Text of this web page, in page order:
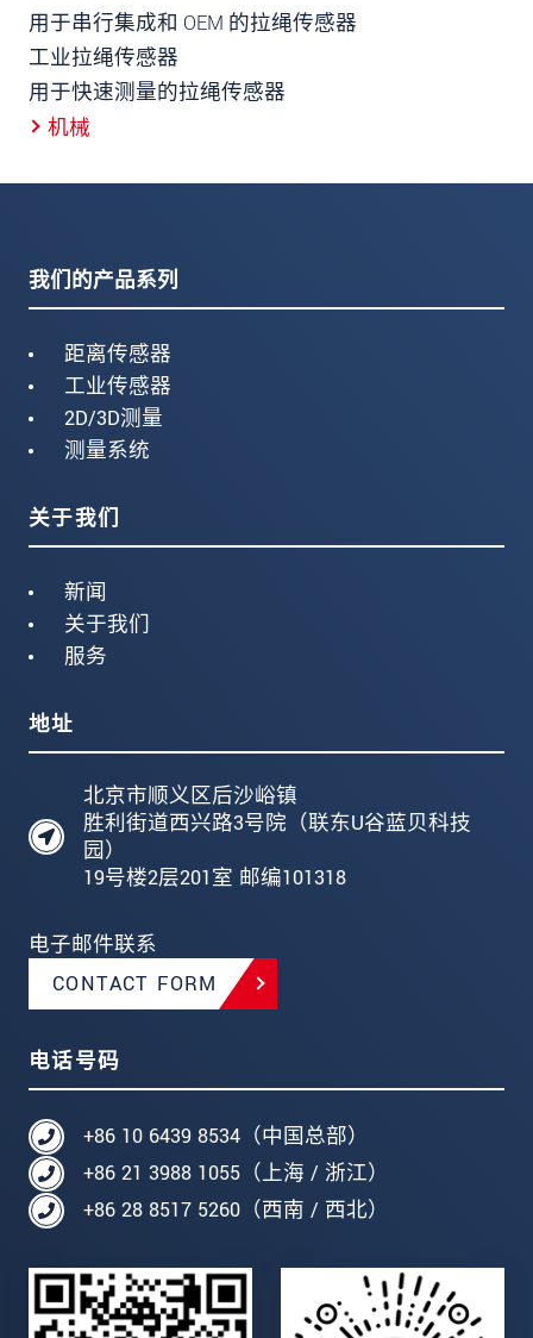
用于串行集成和 OEM 的拉绳传感器
工业拉绳传感器
用于快速测量的拉绳传感器
机械
我们的产品系列
距离传感器
工业传感器
2D/3D测量
测量系统
关于我们
新闻
关于我们
服务
地址
北京市顺义区后沙峪镇
胜利街道西兴路3号院（联东U谷蓝贝科技
园）
19号楼2层201室 邮编101318
电子邮件联系
CONTACT FORM
电话号码
+86 10 6439 8534（中国总部）
+86 21 3988 1055（上海 / 浙江）
+86 28 8517 5260（西南 / 西北）